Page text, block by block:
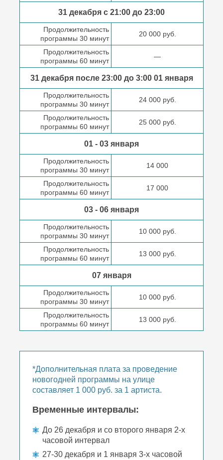
31 декабря с 21:00 до 23:00
Продолжительность
программы 30 минут
20 000 руб.
Продолжительность
программы 60 минут
—
31 декабря после23:00 до 3:0001 января
Продолжительность
программы 30 минут
24 000 руб.
Продолжительность
программы 60 минут
25 000 руб.
01 - 03 января
Продолжительность
программы 30 минут
14 000
Продолжительность
программы 60 минут
17 000
03 - 06 января
Продолжительность
программы 30 минут
10 000 руб.
Продолжительность
программы 60 минут
13 000 руб.
07 января
Продолжительность
программы 30 минут
10 000 руб.
Продолжительность
программы 60 минут
13 000 руб.
*Дополнительная плата за проведение
новогодней программы на улице
составляет 1 000 руб. за 1 артиста.
Временные интервалы:
До 26 декабря и со второго января 2-х
часовой интервал
27-30 декабря и 1 января 3-х часовой